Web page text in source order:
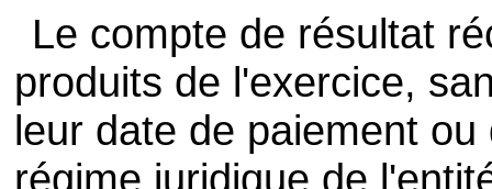
Le compte de résultat
produits de l'exercice,
leur date de paiement
régime juridique de